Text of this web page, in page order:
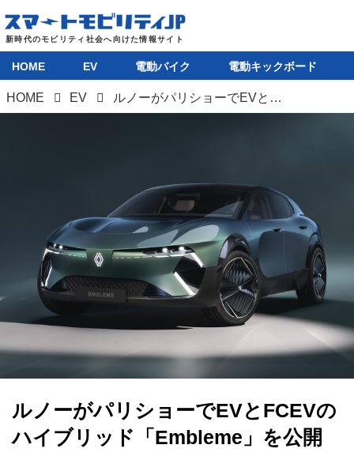
HOME EV 電動バイク 電動キックボード
HOME EV ルノーがパリショーでEVとFCEVのハイブリッド「Embleme」を公開
ルノーがパリショーでEVとFCEVの
ハイブリッド「Embleme」を公開